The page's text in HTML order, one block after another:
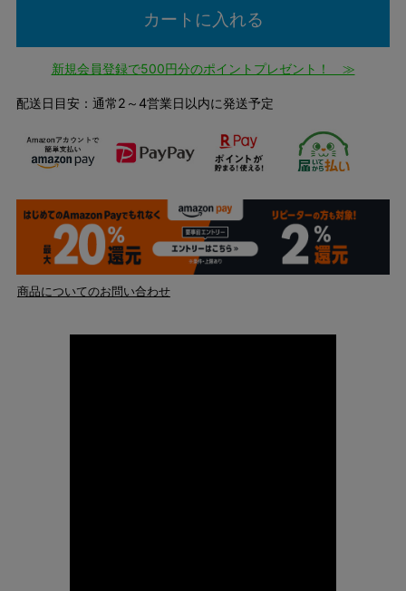
カートに入れる
新規会員登録で500円分のポイントプレゼント！ ≫
配送日目安：通常2～4営業日以内に発送予定
商品についてのお問い合わせ